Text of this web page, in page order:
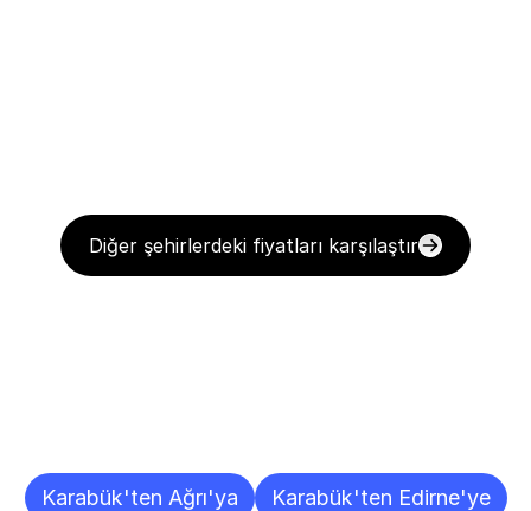
Diğer şehirlerdeki fiyatları karşılaştır
Karabük'ten Ağrı'ya
Karabük'ten Edirne'ye